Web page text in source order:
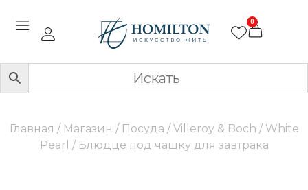
0
Главная / Магазин / Посуда / Villeroy & Boch / White
Pearl / Блюдце под чашку для завтрака